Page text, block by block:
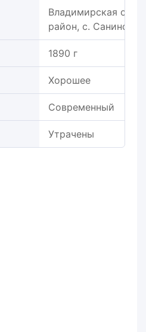
Владимирская
район, с. Санино
1890 г
Хорошее
Современный
Утрачены